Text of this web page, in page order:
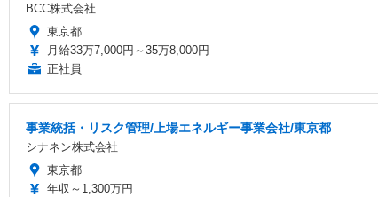
BCC株式会社
東京都
月給33万7,000円～35万8,000円
正社員
事業統括・リスク管理/上場エネルギー事業会社/東京都
シナネン株式会社
東京都
年収～1,300万円